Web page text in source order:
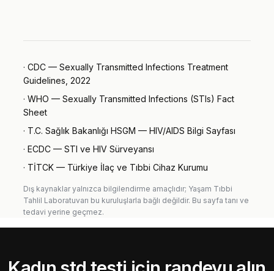
· CDC — Sexually Transmitted Infections Treatment
Guidelines, 2022
· WHO — Sexually Transmitted Infections (STIs) Fact
Sheet
· T.C. Sağlık Bakanlığı HSGM — HIV/AIDS Bilgi Sayfası
· ECDC — STI ve HIV Sürveyansı
· TİTCK — Türkiye İlaç ve Tıbbi Cihaz Kurumu
Dış kaynaklar yalnızca bilgilendirme amaçlıdır; Yaşam Tıbbi
Tahlil Laboratuvarı bu kuruluşlarla bağlı değildir. Bu sayfa tanı ve
tedavi yerine geçmez.